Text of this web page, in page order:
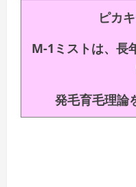
ピカ
M-1ミストは、長
発毛育毛理論